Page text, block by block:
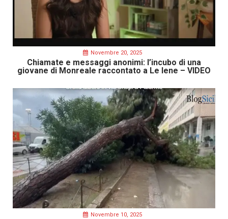
Novembre 20, 2025
Chiamate e messaggi anonimi: l’incubo di una
giovane di Monreale raccontato a Le Iene – VIDEO
Novembre 10, 2025